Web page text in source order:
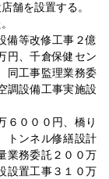
舗を設置する。
備等改修工事２億
円、千倉保健セン
同工事監理業務委
調設備工事実施設
６０００円、橋り
トンネル修繕設計
業務委託２００万
設置工事３１０万